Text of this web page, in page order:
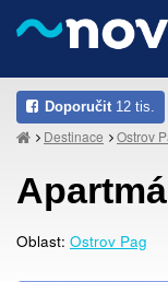
Doporučit 12 tis.
Destinace Ostrov
Oblast: Ostrov Pag